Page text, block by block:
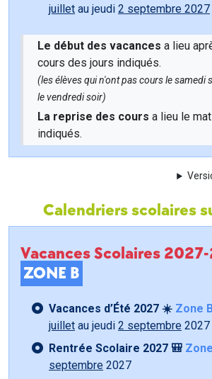
juillet au jeudi 2 septembre 2027
Le début des vacances a lieu
cours des jours indiqués.
(les élèves qui n'ont pas cours le samedi
le vendredi soir)
La reprise des cours a lieu le
indiqués.
Calendriers scolaires
Vacances Scolaires
ZONE B
Vacances d’Été 2027 ☀️ Zone
juillet au jeudi 2 septembre 2027
Rentrée Scolaire 2027 🎒
septembre 2027